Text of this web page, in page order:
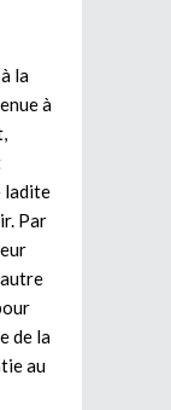
la
à
ladite
Par
de la
au